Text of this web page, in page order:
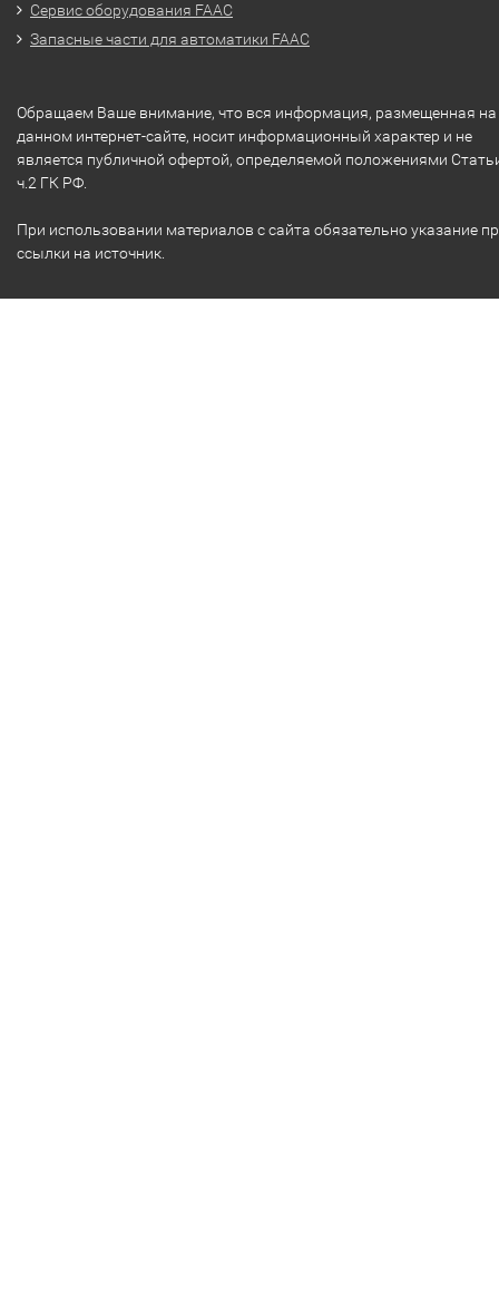
Сервис оборудования FAAC
Запасные части для автоматики FAAC
Обращаем Ваше внимание, что вся информация, размещенная на
данном интернет-сайте, носит информационный характер и не
является публичной офертой, определяемой положениями
ч.2 ГК РФ.
При использовании материалов с сайта обязательно указание
ссылки на источник.